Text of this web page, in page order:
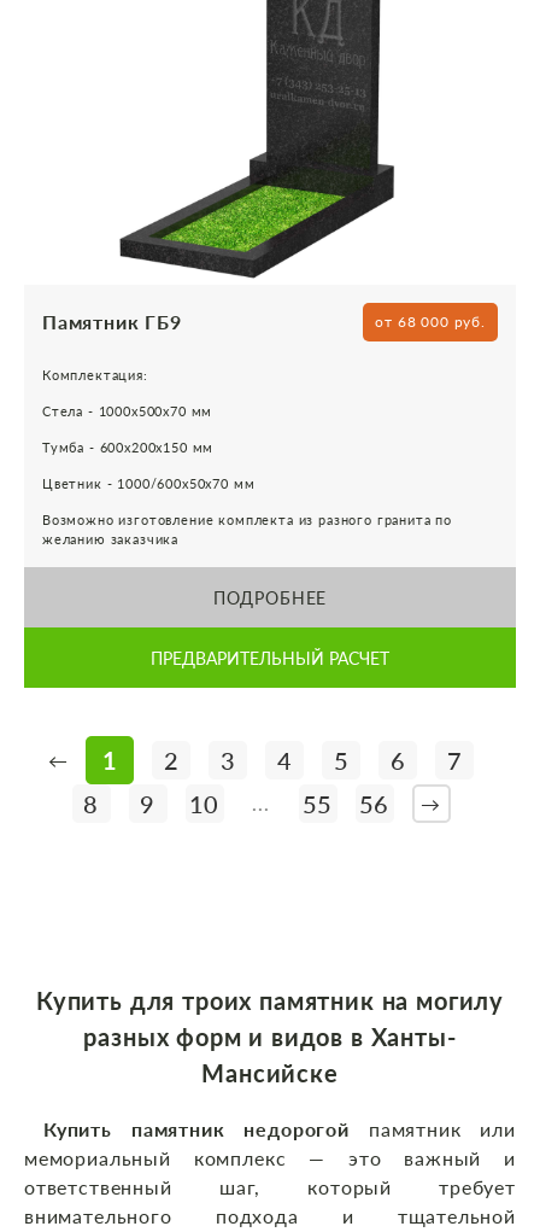
Памятник ГБ9 от 68 000 руб.
Комплектация:
Стела - 1000х500х70 мм
Тумба - 600х200х150 мм
Цветник - 1000/600х50х70 мм
Возможно изготовление комплекта из разного гранита по
желанию заказчика
ПОДРОБНЕЕ
ПРЕДВАРИТЕЛЬНЫЙ РАСЧЕТ
← 1 2 3 4 5 6
7
8
9 10 ... 55 56 →
Купить для троих памятник на могилу
разных форм и видов в Ханты-
Мансийске
Купить памятник недорогой памятник или
мемориальный комплекс — это важный и
ответственный шаг, который требует
внимательного подхода и тщательной